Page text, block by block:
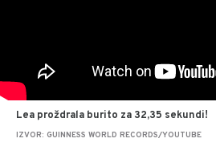
Lea proždrala burito za 32,35 sekundi!
IZVOR: GUINNESS WORLD RECORDS/YOUTUBE